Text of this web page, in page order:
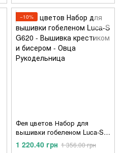
−10%
Фея цветов Набор для
вышивки гобеленом Luca-S
G620
1 220.40 грн 1 356.00 грн